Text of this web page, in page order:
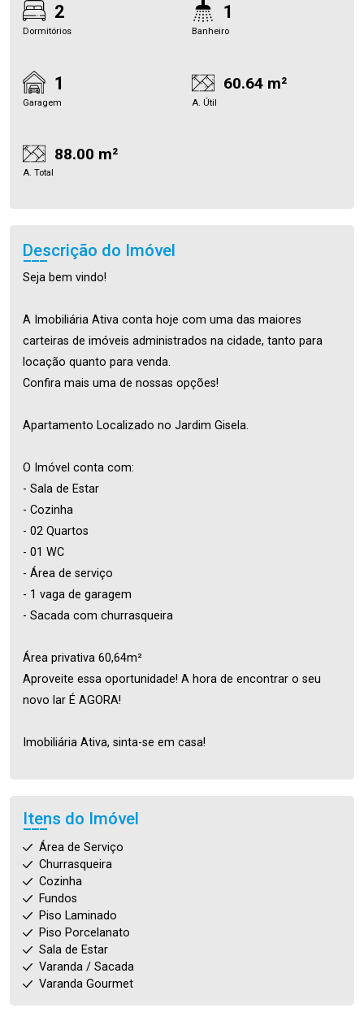
2
Dormitórios
1
Banheiro
1
Garagem
60.64 m²
A. Útil
88.00 m²
A. Total
Descrição do Imóvel
Seja bem vindo!
A Imobiliária Ativa conta hoje com uma das maiores
carteiras de imóveis administrados na cidade, tanto para
locação quanto para venda.
Confira mais uma de nossas opções!
Apartamento Localizado no Jardim Gisela.
O Imóvel conta com:
- Sala de Estar
- Cozinha
- 02 Quartos
- 01 WC
- Área de serviço
- 1 vaga de garagem
- Sacada com churrasqueira
Área privativa 60,64m²
Aproveite essa oportunidade! A hora de encontrar o seu
novo lar É AGORA!
Imobiliária Ativa, sinta-se em casa!
Itens do Imóvel
Área de Serviço
Churrasqueira
Cozinha
Fundos
Piso Laminado
Piso Porcelanato
Sala de Estar
Varanda / Sacada
Varanda Gourmet